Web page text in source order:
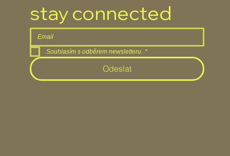
stay connected
Souhlasím s odběrem newsletteru. *
Odeslat